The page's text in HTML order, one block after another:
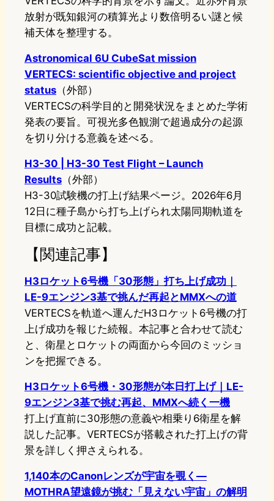
放射が既知銀河の積算光より数倍明るい謎と候
補天体を整理する。
Astronomical 6U CubeSat mission
VERTECS: scientific objective and project
status （外部）
VERTECSの科学目的と開発状況をまとめた学術
発表の要旨。可視光多色観測で超過成分の起源
を切り分ける意義を述べる。
H3-30 | H3-30 Test Flight – Launch
Results （外部）
H3-30試験機の打上げ結果ページ。2026年6月
12日に種子島から打ち上げられ太陽同期軌道を
目標に成功と記載。
【関連記事】
H3ロケット6号機「30形態」打ち上げ成功｜
LE-9エンジン3基で挑んだ再起とMMXへの道
VERTECSを軌道へ運んだH3ロケット6号機の打
上げ成功を報じた続報。本記事と合わせて読む
と、衛星とロケットの両面から今回のミッショ
ンを把握できる。
H3ロケット6号機・30形態が本日打上げ｜LE-
9エンジン3基で挑む再起、MMXへ続く一機
打上げ直前に30形態の意義や相乗り6衛星を解
説した記事。VERTECSが搭載された打上げの背
景を詳しく押さえられる。
1,140本のCanonレンズが宇宙を覗く—
MOTHRA望遠鏡が挑む「見えない宇宙」の解明